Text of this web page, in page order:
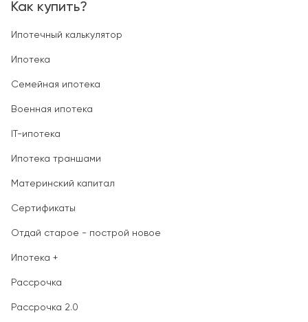
Как купить?
Ипотечный калькулятор
Ипотека
Семейная ипотека
Военная ипотека
IT-ипотека
Ипотека траншами
Материнский капитал
Сертификаты
Отдай старое - построй новое
Ипотека +
Рассрочка
Рассрочка 2.0